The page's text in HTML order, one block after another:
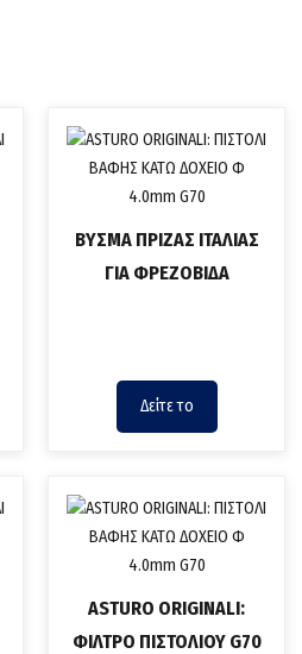
ΒΥΣΜΑ ΠΡΙΖΑΣ ΙΤΑΛΙΑΣ
ΓΙΑ ΦΡΕΖΟΒΙΔΑ
Δείτε το
ASTURO ORIGINALI:
ΦΙΛΤΡΟ ΠΙΣΤΟΛΙΟΥ G70